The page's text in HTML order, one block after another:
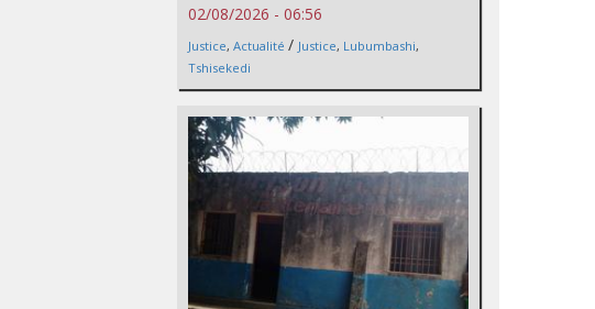
02/08/2026 - 06:56
Justice, Actualité / Justice, Lubumbashi,
Tshisekedi